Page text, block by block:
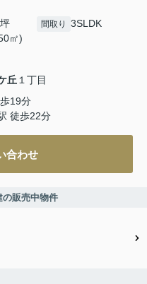
㎡)
間取り 3SLDK
丘１丁目
19分
徒歩22分
合わせ
販売中物件